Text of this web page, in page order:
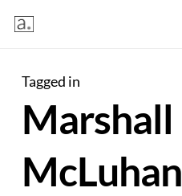
Tagged in
Marshall
McLuhan